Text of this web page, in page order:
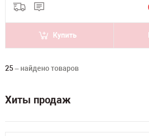
Купить
25– найдено товаров
Хиты продаж